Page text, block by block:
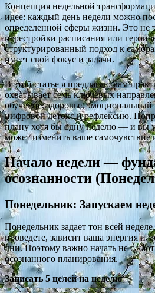
Концепция недельной
идее: каждый день недели можно
определенной сферы жизни. Это не
перестройки расписания или
структурированный подход к
имеет свой фокус и задачи.
В этой статье я предлагаю вам
охватывает семь ключевых
обучение, здоровье, эмоциональный
цифровой детокс и рефлексию.
плану хотя бы одну неделю — и вы
может изменить ваше самочувствие
Начало недели —
осознанности
Понедельник: Запускаем
Понедельник задает тон всей
проведете, зависит ваша энергия и
дни. Поэтому важно начать не с
осознанного планирования.
Записать 5 целей на неделю